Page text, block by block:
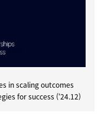
in scaling outcomes
for success (‘24.12)